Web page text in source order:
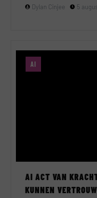
Dylan Cinjee 5
AI
AI ACT VAN
KUNNEN